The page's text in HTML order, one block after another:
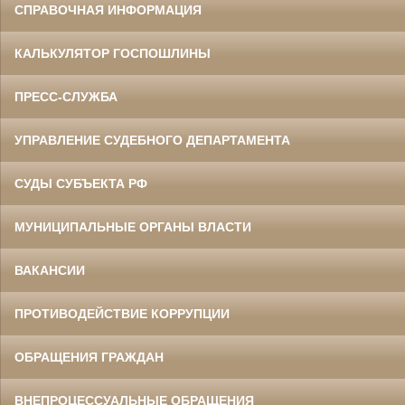
СПРАВОЧНАЯ ИНФОРМАЦИЯ
КАЛЬКУЛЯТОР ГОСПОШЛИНЫ
ПРЕСС-СЛУЖБА
УПРАВЛЕНИЕ СУДЕБНОГО ДЕПАРТАМЕНТА
СУДЫ СУБЪЕКТА РФ
МУНИЦИПАЛЬНЫЕ ОРГАНЫ ВЛАСТИ
ВАКАНСИИ
ПРОТИВОДЕЙСТВИЕ КОРРУПЦИИ
ОБРАЩЕНИЯ ГРАЖДАН
ВНЕПРОЦЕССУАЛЬНЫЕ ОБРАЩЕНИЯ